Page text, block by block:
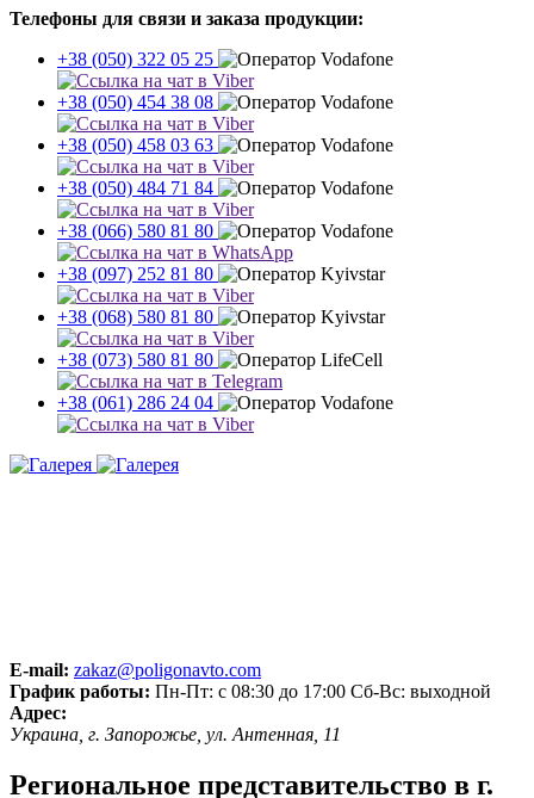
Телефоны для связи и заказа продукции:
+38 (050) 322 05 25
+38 (050) 454 38 08
+38 (050) 458 03 63
+38 (050) 484 71 84
+38 (066) 580 81 80
+38 (097) 252 81 80
+38 (068) 580 81 80
+38 (073) 580 81 80
+38 (061) 286 24 04
E-mail: zakaz@poligonavto.com
График работы: Пн-Пт: с 08:30 до 17:00 Сб-Вс: выходной
Адрес:
Украина, г. Запорожье, ул. Антенная, 11
Региональное представительство в г.